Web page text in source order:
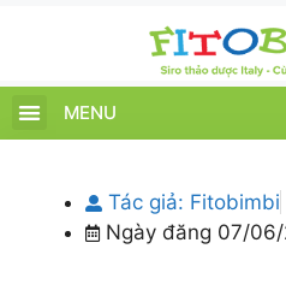
MENU
Tác giả: Fitobimbi
Ngày đăng 07/06/